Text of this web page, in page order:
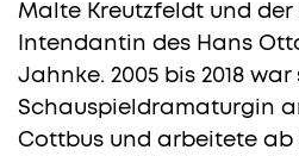
Malte Kreutzfeldt und der
Intendantin des Hans
Jahnke. 2005 bis 2018 war
Schauspieldramaturgin
Cottbus und arbeitete ab